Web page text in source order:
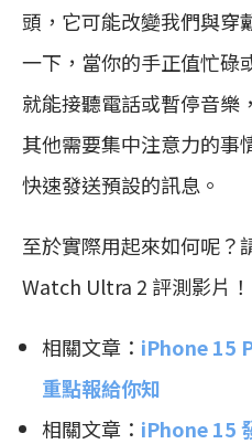
頭，它可能改變我們與穿
一下，當你的手正值忙碌
就能接聽電話或暫停音樂
其他需要集中注意力的事
快速發送預設的訊息。
至於實際用起來如何呢？
Watch Ultra 2 評測影片！
相關文章： iPhone 15
重點報給你知
相關文章： iPhone 15